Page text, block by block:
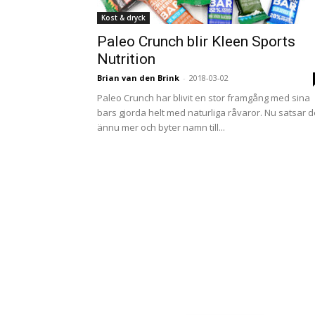
Kost & dryck
Paleo Crunch blir Kleen Sports
Nutrition
Brian van den Brink - 2018-03-02
Paleo Crunch har blivit en stor framgång med sina
bars gjorda helt med naturliga råvaror. Nu satsar
ännu mer och byter namn till...